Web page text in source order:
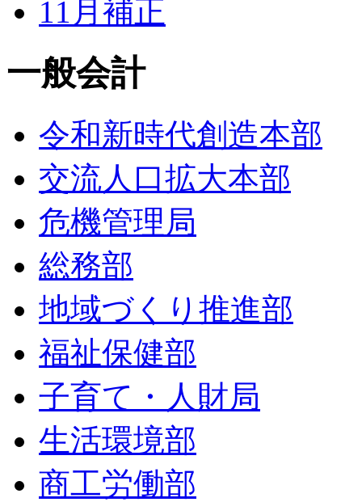
11月補正
一般会計
令和新時代創造本部
交流人口拡大本部
危機管理局
総務部
地域づくり推進部
福祉保健部
子育て・人財局
生活環境部
商工労働部